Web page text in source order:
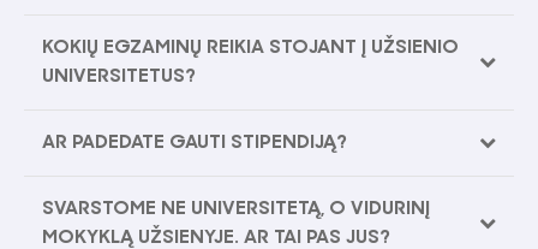
KOKIŲ EGZAMINŲ REIKIA STOJANT Į UŽSIENIO
UNIVERSITETUS?
AR PADEDATE GAUTI STIPENDIJĄ?
SVARSTOME NE UNIVERSITETĄ, O VIDURINĮ
MOKYKLĄ UŽSIENYJE. AR TAI PAS JUS?